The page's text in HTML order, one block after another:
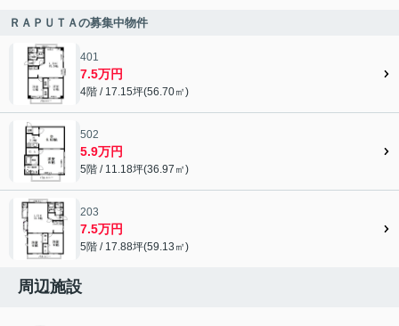
ＲＡＰＵＴＡの募集中物件
401
7.5万円
4階 / 17.15坪(56.70㎡)
502
5.9万円
5階 / 11.18坪(36.97㎡)
203
7.5万円
5階 / 17.88坪(59.13㎡)
周辺施設